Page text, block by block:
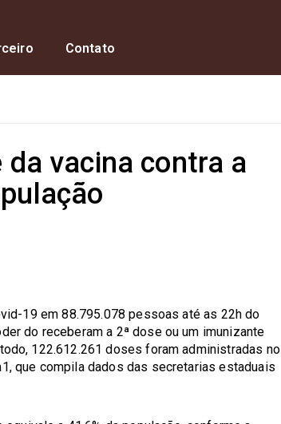
Contato
da vacina contra a
19 em 88.795.078 pessoas até as 22h do
do receberam a 2ª dose ou um imunizante
122.612.261 doses foram administradas no
que compila dados das secretarias estaduais